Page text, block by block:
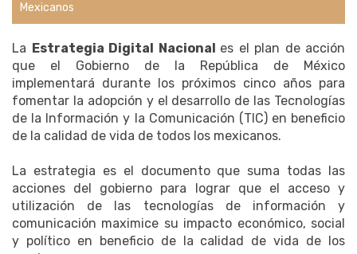
Mexicanos
La Estrategia Digital Nacional es el plan de acción
que el Gobierno de la República de México
implementará durante los próximos cinco años para
fomentar la adopción y el desarrollo de las Tecnologías
de la Información y la Comunicación (TIC) en beneficio
de la calidad de vida de todos los mexicanos.
La estrategia es el documento que suma todas las
acciones del gobierno para lograr que el acceso y
utilización de las tecnologías de información y
comunicación maximice su impacto económico, social
y político en beneficio de la calidad de vida de los